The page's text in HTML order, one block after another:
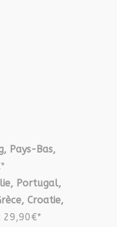
Pays-Bas,
Portugal,
Croatie,
29,90€*